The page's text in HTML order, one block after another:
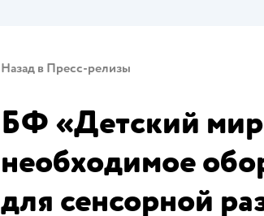
Назад в Пресс-релизы
БФ «Детский
необходимое
для сенсорной